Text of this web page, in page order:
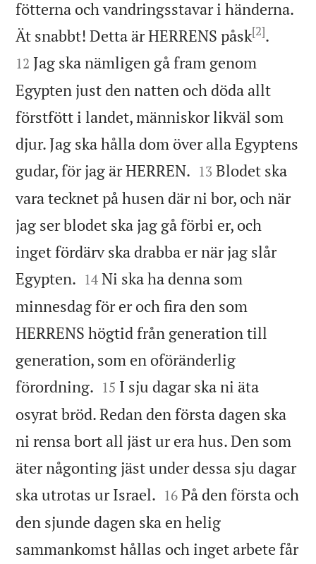
fötterna och vandringsstavar i händerna.
Ät snabbt! Detta är HERRENS påsk[2].
12 Jag ska nämligen gå fram genom
Egypten just den natten och döda allt
förstfött i landet, människor likväl som
djur. Jag ska hålla dom över alla Egyptens
gudar, för jag är HERREN. 

13 Blodet ska
vara tecknet på husen där ni bor, och när
jag ser blodet ska jag gå förbi er, och
inget fördärv ska drabba er när jag slår
Egypten. 

14 Ni ska ha denna som
minnesdag för er och fira den som
HERRENS högtid från generation till
generation, som en oföränderlig
förordning. 

15 I sju dagar ska ni äta
osyrat bröd. Redan den första dagen ska
ni rensa bort all jäst ur era hus. Den som
äter någonting jäst under dessa sju dagar
ska utrotas ur Israel. 

16 På den första och
den sjunde dagen ska en helig
sammankomst hållas och inget arbete får